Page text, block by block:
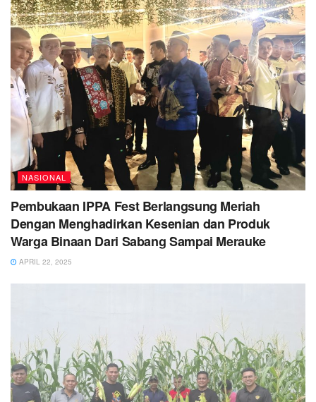
NASIONAL
Pembukaan IPPA Fest Berlangsung Meriah
Dengan Menghadirkan Kesenian dan Produk
Warga Binaan Dari Sabang Sampai Merauke
APRIL 22, 2025